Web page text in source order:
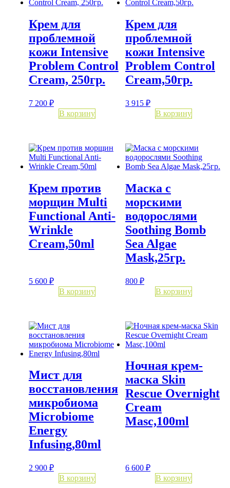
Крем для
проблемной
кожи Intensive
Problem Control
Cream, 250гр.
7 200 ₽
В корзину
Крем для
проблемной
кожи Intensive
Problem Control
Cream,50гр.
3 915 ₽
В корзину
Крем против
морщин Multi
Functional Anti-
Wrinkle
Cream,50ml
5 600 ₽
В корзину
Маска с
морскими
водорослями
Soothing Bomb
Sea Algae
Mask,25гр.
800 ₽
В корзину
Мист для
восстановления
микробиома
Microbiome
Energy
Infusing,80ml
2 900 ₽
В корзину
Ночная крем-
маска Skin
Rescue Overnight
Cream
Masc,100ml
6 600 ₽
В корзину